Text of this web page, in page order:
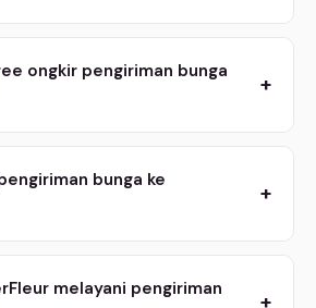
ongkir pengiriman bunga
+
bunga ke
+
melayani pengiriman
+